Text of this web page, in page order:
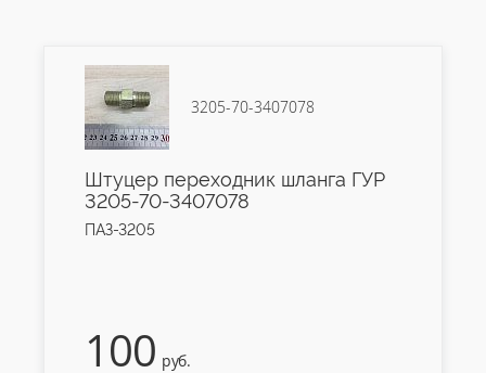
3205-70-3407078
Штуцер переходник шланга ГУР
3205-70-3407078
ПАЗ-3205
100 руб.